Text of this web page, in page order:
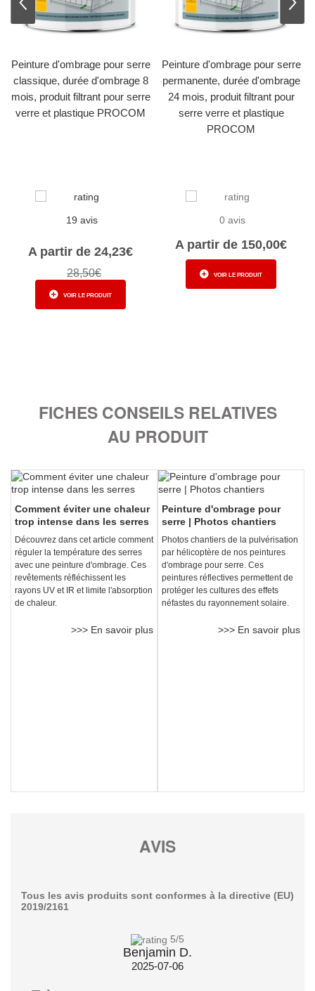
Peinture d'ombrage pour serre
classique, durée d'ombrage 8
mois, produit filtrant pour serre
verre et plastique PROCOM
19 avis
A partir de 24,23€
28,50€
VOIR LE PRODUIT
Peinture d'ombrage pour serre
permanente, durée d'ombrage
24 mois, produit filtrant pour
serre verre et plastique
PROCOM
0 avis
A partir de 150,00€
VOIR LE PRODUIT
FICHES CONSEILS RELATIVES
AU PRODUIT
Comment éviter une chaleur
trop intense dans les serres
Découvrez dans cet article comment
réguler la température des serres
avec une peinture d'ombrage. Ces
revêtements réfléchissent les
rayons UV et IR et limite l'absorption
de chaleur.
>>> En savoir plus
Peinture d'ombrage pour
serre | Photos chantiers
Photos chantiers de la pulvérisation
par hélicoptère de nos peintures
d'ombrage pour serre. Ces
peintures réflectives permettent de
protéger les cultures des effets
néfastes du rayonnement solaire.
>>> En savoir plus
AVIS
Tous les avis produits sont conformes à la directive (EU)
2019/2161
5/5
Benjamin D.
2025-07-06